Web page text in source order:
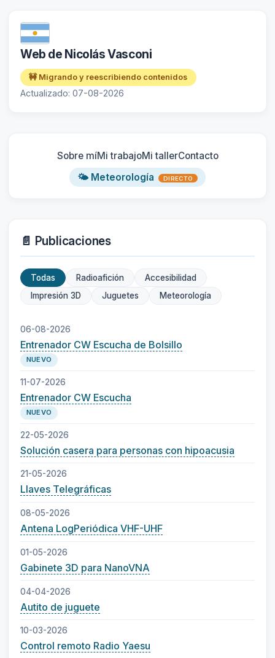
Web de Nicolás Vasconi
🚧 Migrando y reescribiendo contenidos
Actualizado: 07-08-2026
Sobre míMi trabajoMi tallerContacto
🌤️ Meteorología
DIRECTO
📄 Publicaciones
Todas Radioafición
Accesibilidad
Impresión 3D
Juguetes Meteorología
06-08-2026
Entrenador CW Escucha de Bolsillo
NUEVO
11-07-2026
Entrenador CW Escucha
NUEVO
22-05-2026
Solución casera para personas con hipoacusia
21-05-2026
Llaves Telegráficas
08-05-2026
Antena LogPeriódica VHF-UHF
01-05-2026
Gabinete 3D para NanoVNA
04-04-2026
Autito de juguete
10-03-2026
Control remoto Radio Yaesu